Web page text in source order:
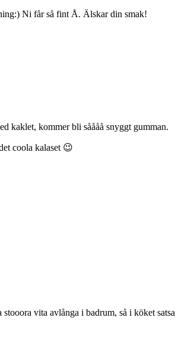
Ni får så fint Å. Älskar din smak!
kaklet, kommer bli såååå snyggt gumman.
coola kalaset 😉
vita avlånga i badrum, så i köket